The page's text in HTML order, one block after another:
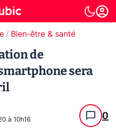
Bien-être & santé
de
sera
à 10h16 0